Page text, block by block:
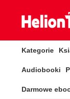
Kategorie
Audiobooki
Darmowe